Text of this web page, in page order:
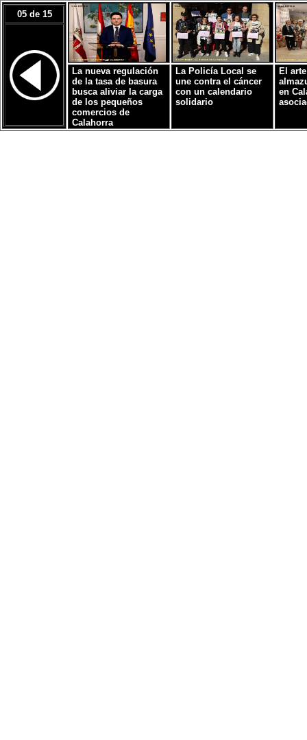
05 de 15
La nueva regulación
de la tasa de basura
busca aliviar la carga
de los pequeños
comercios de
Calahorra
La Policía Local se
une contra el cáncer
con un calendario
solidario
El
en